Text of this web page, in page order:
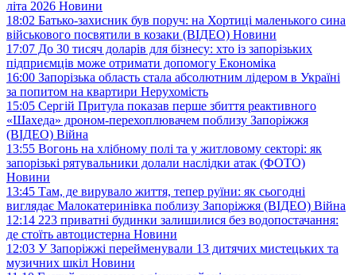
літа 2026 Новини
18:02 Батько-захисник був поруч: на Хортиці маленького сина
військового посвятили в козаки (ВІДЕО) Новини
17:07 До 30 тисяч доларів для бізнесу: хто із запорізьких
підприємців може отримати допомогу Економіка
16:00 Запорізька область стала абсолютним лідером в Україні
за попитом на квартири Нерухомість
15:05 Сергій Притула показав перше збиття реактивного
«Шахеда» дроном-перехоплювачем поблизу Запоріжжя
(ВІДЕО) Війна
13:55 Вогонь на хлібному полі та у житловому секторі: як
запорізькі рятувальники долали наслідки атак (ФОТО)
Новини
13:45 Там, де вирувало життя, тепер руїни: як сьогодні
виглядає Малокатеринівка поблизу Запоріжжя (ВІДЕО) Війна
12:14 223 приватні будинки залишилися без водопостачання:
де стоїть автоцистерна Новини
12:03 У Запоріжжі перейменували 13 дитячих мистецьких та
музичних шкіл Новини